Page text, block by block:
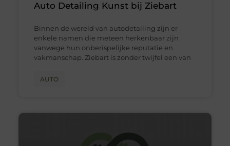
Auto Detailing Kunst bij Ziebart
Binnen de wereld van autodetailing zijn er
enkele namen die meteen herkenbaar zijn
vanwege hun onberispelijke reputatie en
vakmanschap. Ziebart is zonder twijfel een van
AUTO